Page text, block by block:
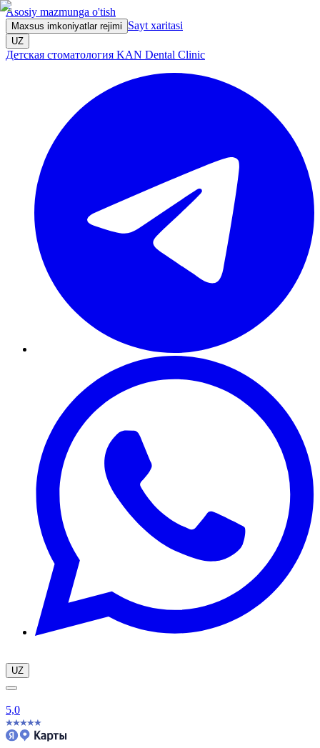
Asosiy mazmunga o'tish
Maxsus imkoniyatlar rejimi Sayt xaritasi
UZ
Детская стоматология KAN Dental Clinic
UZ
5,0